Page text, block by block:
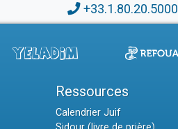
+33.1.80.20.5000
Ressources
Calendrier Juif